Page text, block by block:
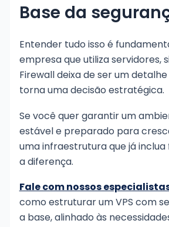
Base da
Entender tudo isso é
empresa que utiliza servidores,
Firewall deixa de ser um
torna uma decisão estratégica.
Se você quer garantir um
estável e preparado para
uma infraestrutura que já
a diferença.
Fale com nossos
como estruturar um VPS com
a base, alinhado às